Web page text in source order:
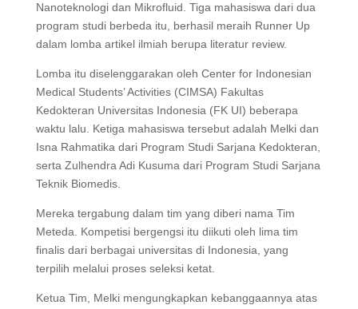
Nanoteknologi dan Mikrofluid. Tiga mahasiswa dari dua
program studi berbeda itu, berhasil meraih Runner Up
dalam lomba artikel ilmiah berupa literatur review.
Lomba itu diselenggarakan oleh Center for Indonesian
Medical Students’ Activities (CIMSA) Fakultas
Kedokteran Universitas Indonesia (FK UI) beberapa
waktu lalu. Ketiga mahasiswa tersebut adalah Melki dan
Isna Rahmatika dari Program Studi Sarjana Kedokteran,
serta Zulhendra Adi Kusuma dari Program Studi Sarjana
Teknik Biomedis.
Mereka tergabung dalam tim yang diberi nama Tim
Meteda. Kompetisi bergengsi itu diikuti oleh lima tim
finalis dari berbagai universitas di Indonesia, yang
terpilih melalui proses seleksi ketat.
Ketua Tim, Melki mengungkapkan kebanggaannya atas